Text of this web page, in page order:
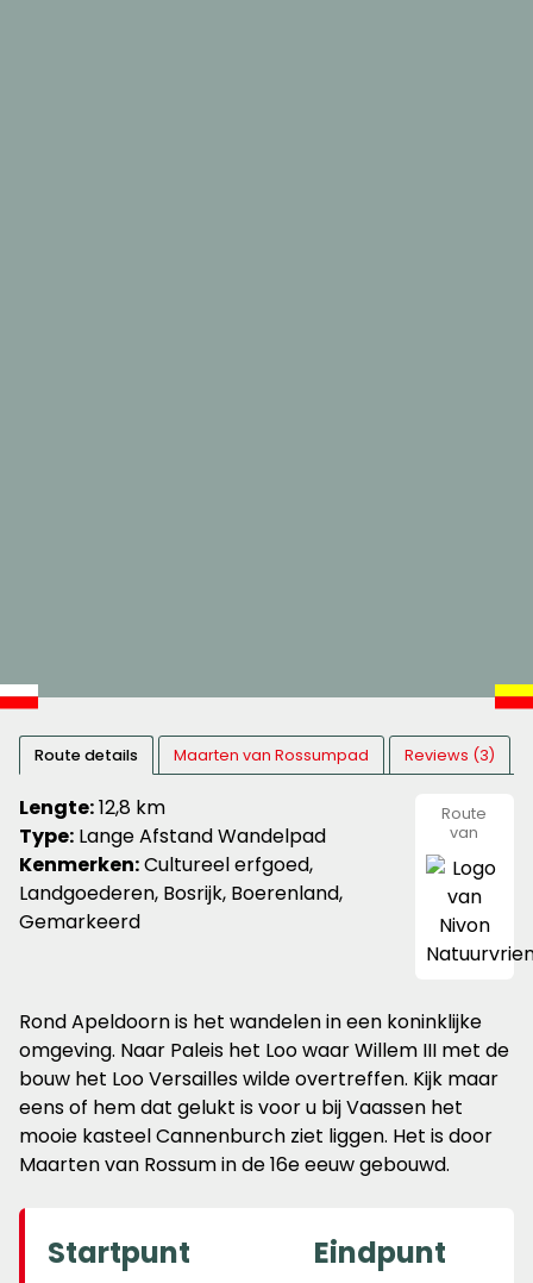
Route details Maarten van Rossumpad Reviews (3)
Lengte:12,8 km
Type: Lange Afstand Wandelpad
Kenmerken:Cultureel erfgoed,
Landgoederen, Bosrijk, Boerenland,
Gemarkeerd
Route
van
Rond Apeldoorn is het wandelen in een koninklijke
omgeving. Naar Paleis het Loo waar Willem III met de
bouw het Loo Versailles wilde overtreffen. Kijk maar
eens of hem dat gelukt is voor u bij Vaassen het
mooie kasteel Cannenburch ziet liggen. Het is door
Maarten van Rossum in de 16e eeuw gebouwd.
Startpunt Eindpunt